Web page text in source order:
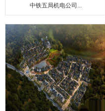
中铁五局机电公司...